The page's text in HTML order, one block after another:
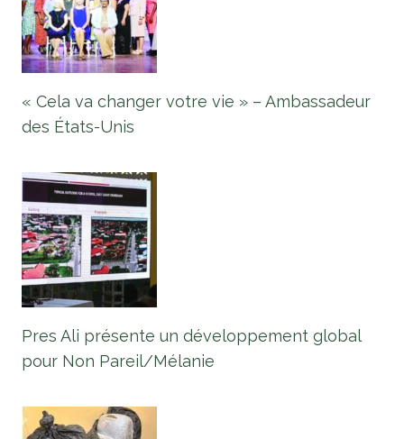
« Cela va changer votre vie » – Ambassadeur
des États-Unis
Pres Ali présente un développement global
pour Non Pareil/Mélanie